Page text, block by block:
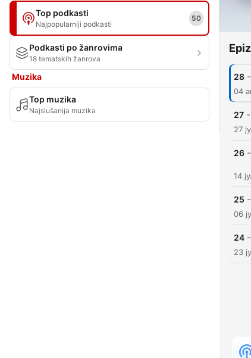
Top podkasti
Najpopularniji podkasti
50
Podkasti po žanrovima
18 tematskih žanrova
Muzika
Top muzika
Najslušanija muzika
28 -
04
27 -
27
26 -
14
25 -
06
24 -
23